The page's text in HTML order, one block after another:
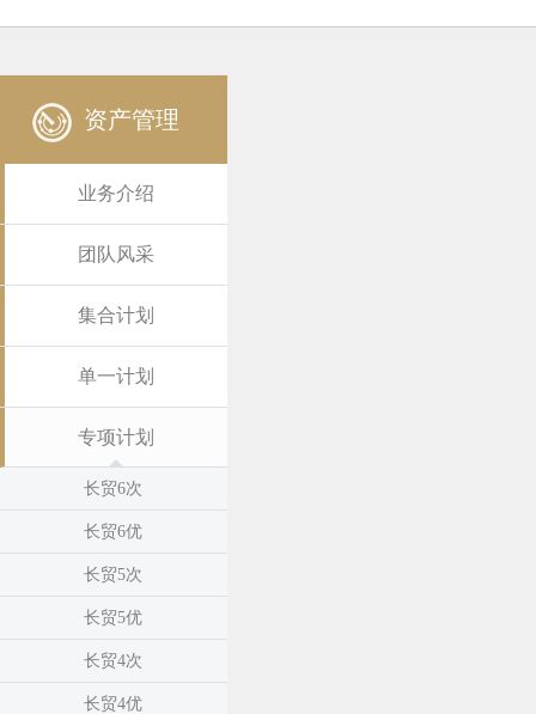
资产管理
业务介绍
团队风采
集合计划
单一计划
专项计划
长贸6次
长贸6优
长贸5次
长贸5优
长贸4次
长贸4优